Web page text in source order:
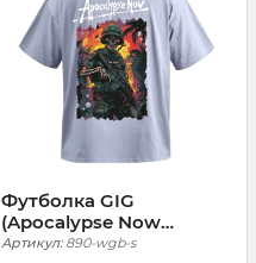
Футболка GIG
(Apocalypse Now
Warrior) Оверсайз.
Артикул:890-wgb-s